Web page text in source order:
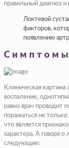
правильный диагноз
Локтевой
факторов,
появлению
Симптомы
Клиническая картина
воспаление,
равно врач проводит
поражаться не
что является
характера. А говоря
следующие: